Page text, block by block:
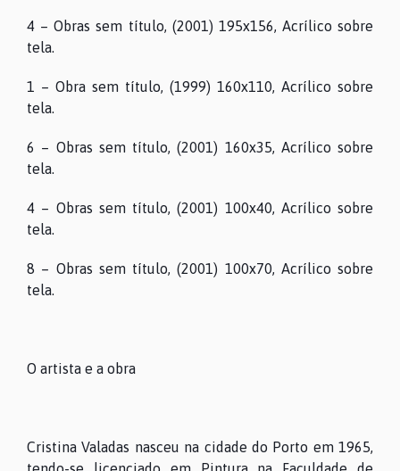
COLEÇÕES
ARQUIVO
4 – Obras sem título, (2001) 195x156, Acrílico sobre
tela.
1 – Obra sem título, (1999) 160x110, Acrílico sobre
tela.
6 – Obras sem título, (2001) 160x35, Acrílico sobre
tela.
4 – Obras sem título, (2001) 100x40, Acrílico sobre
tela.
8 – Obras sem título, (2001) 100x70, Acrílico sobre
tela.
O artista e a obra
Cristina Valadas nasceu na cidade do Porto em 1965,